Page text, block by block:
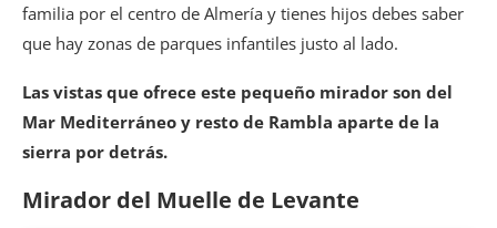
familia por el centro de Almería y tienes hijos debes saber
que hay zonas de parques infantiles justo al lado.
Las vistas que ofrece este pequeño mirador son del
Mar Mediterráneo y resto de Rambla aparte de la
sierra por detrás.
Mirador del Muelle de Levante